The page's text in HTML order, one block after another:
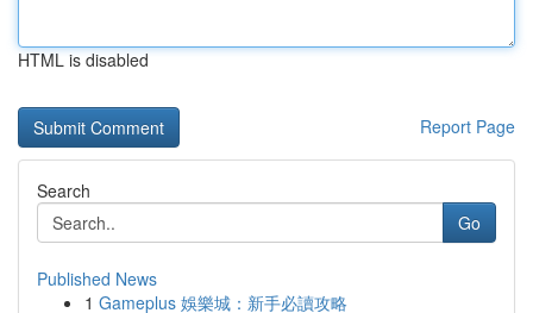
HTML is disabled
Report Page
Search
Go
Published News
1 Gameplus 娛樂城：新手必讀攻略